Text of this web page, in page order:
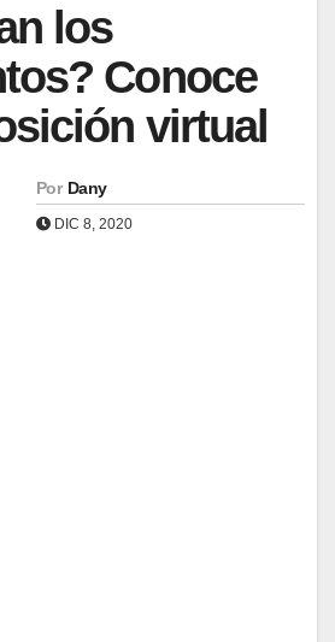
los
Conoce
virtual
Por Dany
DIC 8, 2020